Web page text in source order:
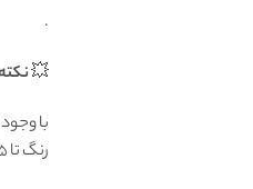
.
💥نکته مهم
با
رنگ تا 15% وجود دارد.